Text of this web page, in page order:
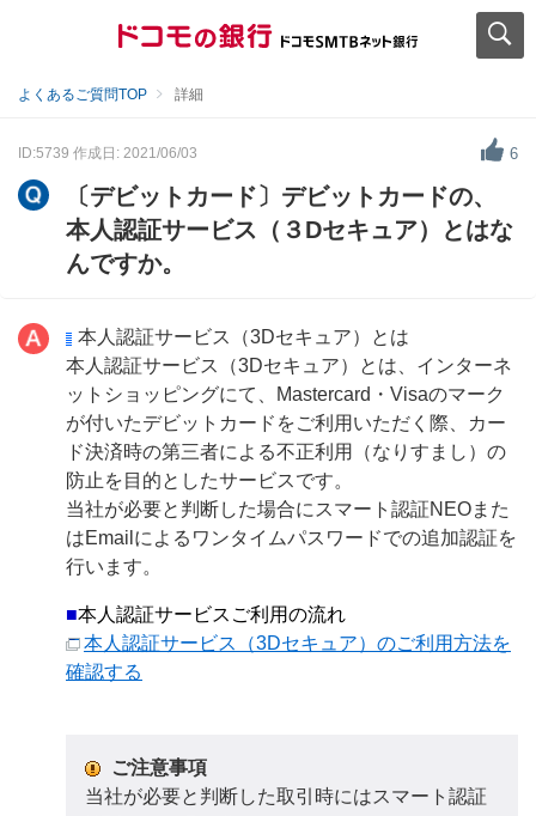
よくあるご質問TOP 詳細
ID:5739 作成日: 2021/06/03 6
〔デビットカード〕デビットカードの、
本人認証サービス（３Dセキュア）とはな
んですか。
本人認証サービス（3Dセキュア）とは
本人認証サービス（3Dセキュア）とは、インターネ
ットショッピングにて、Mastercard・Visaのマーク
が付いたデビットカードをご利用いただく際、カー
ド決済時の第三者による不正利用（なりすまし）の
防止を目的としたサービスです。
当社が必要と判断した場合にスマート認証NEOまた
はEmailによるワンタイムパスワードでの追加認証を
行います。
■本人認証サービスご利用の流れ
本人認証サービス（3Dセキュア）のご利用方法を
確認する
ご注意事項
当社が必要と判断した取引時にはスマート認証